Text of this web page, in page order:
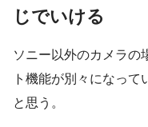
じでいける
ソニー以外のカメラの
ト機能が別々になっ
と思う。